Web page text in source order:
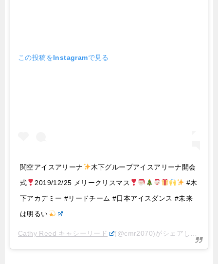
この投稿をInstagramで見る
関空アイスアリーナ
木下グループアイスアリーナ開会
式
2019/12/25 メリークリスマス
#木
下アカデミー #リードチーム #日本アイスダンス #未来
は明るい
Cathy Reed キャシーリード (@cmr2070)がシェアした投稿 –